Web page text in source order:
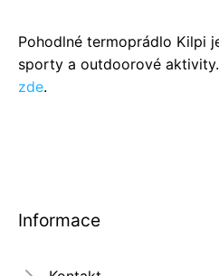
Pohodlné termoprádlo Kilpi
sporty a outdoorové
zde.
Informace